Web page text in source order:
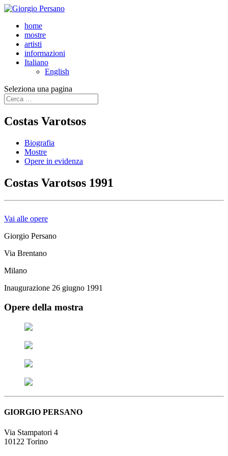
home
mostre
artisti
informazioni
Italiano
English
Seleziona una pagina
Costas Varotsos
Biografia
Mostre
Opere in evidenza
Costas Varotsos 1991
Vai alle opere
Giorgio Persano
Via Brentano
Milano
Inaugurazione 26 giugno 1991
Opere della mostra
GIORGIO PERSANO
Via Stampatori 4
10122 Torino